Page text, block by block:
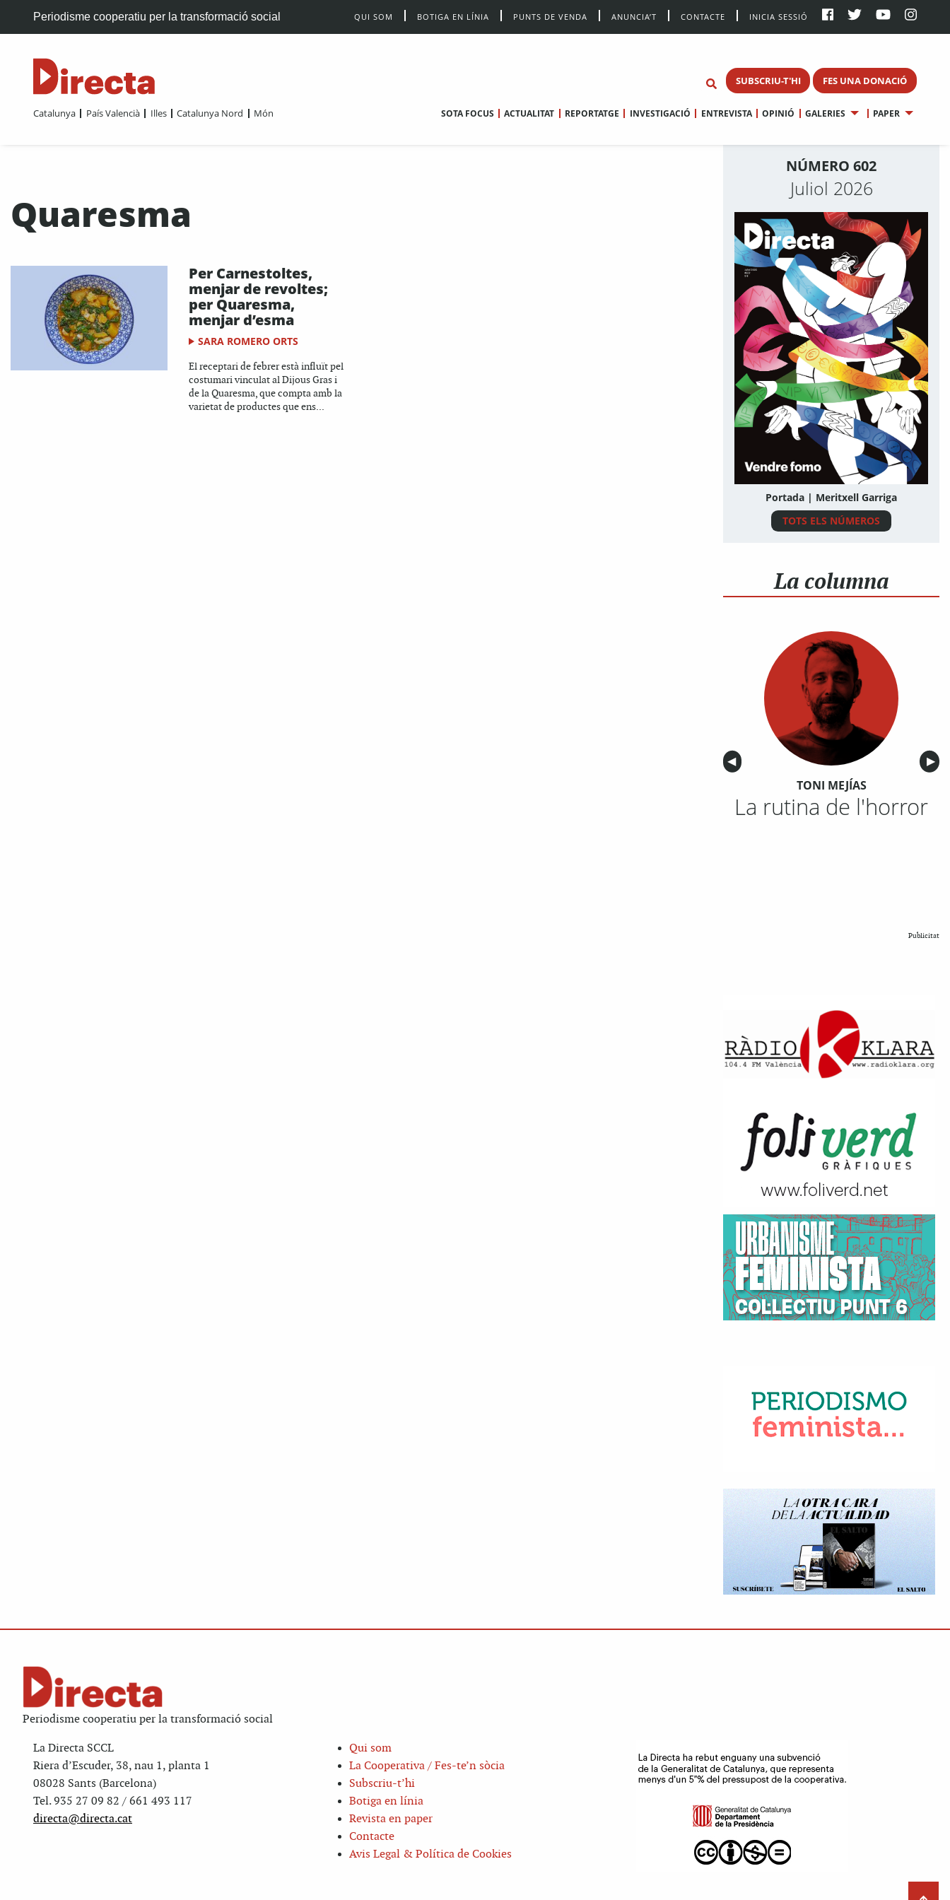
Periodisme cooperatiu per la transformació social QUI SOM BOTIGA EN LÍNIA PUNTS DE VENDA ANUNCIA’T CONTACTE INICIA SESSIÓ
SUBSCRIU-T'HI FES UNA DONACIÓ
Catalunya País Valencià Illes Catalunya Nord Món SOTA FOCUS ACTUALITAT REPORTATGE INVESTIGACIÓ ENTREVISTA OPINIÓ GALERIES PAPER
Quaresma
Per Carnestoltes,
menjar de revoltes;
per Quaresma,
menjar d’esma
SARA ROMERO ORTS
El receptari de febrer està influït pel
costumari vinculat al Dijous Gras i
de la Quaresma, que compta amb la
varietat de productes que ens...
NÚMERO 602
Juliol 2026
Portada | Meritxell Garriga
TOTS ELS NÚMEROS
La columna
Anterior
◀︎ ▶︎
TONI MEJÍAS
La rutina de l'horror
Publicitat
Periodisme cooperatiu per la transformació social
La Directa SCCL
Riera d’Escuder, 38, nau 1, planta 1
08028 Sants (Barcelona)
Tel. 935 27 09 82 / 661 493 117
directa@directa.cat
Qui som
La Cooperativa / Fes-te’n sòcia
Subscriu-t’hi
Botiga en línia
Revista en paper
Contacte
Avis Legal & Política de Cookies